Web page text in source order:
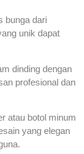
bunga dari
unik dapat
dinding dengan
profesional dan
atau botol minum
yang elegan